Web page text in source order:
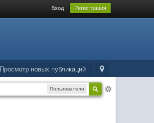
Вход Регистрация
Просмотр новых публикаций
Пользователи